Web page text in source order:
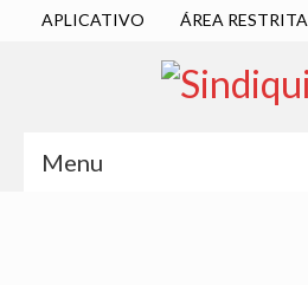
APLICATIVO ÁREA RESTRITA
Menu